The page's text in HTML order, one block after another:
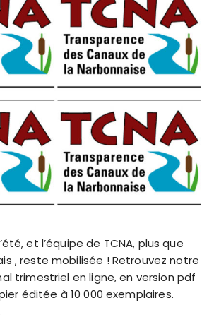
et l’équipe de TCNA, plus que
, reste mobilisée ! Retrouvez notre
trimestriel en ligne, en version pdf
éditée à 10 000 exemplaires.